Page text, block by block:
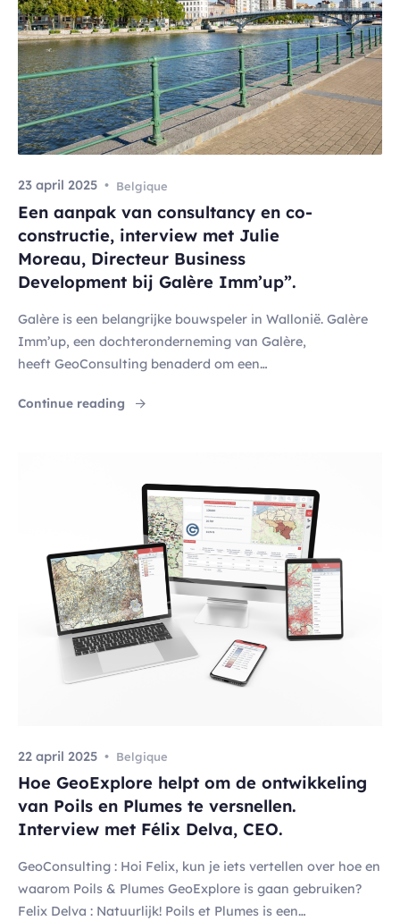
Een aanpak van consultancy en co-
constructie, interview met Julie
Moreau, Directeur Business
Development bij Galère Imm’up”.
Galère is een belangrijke bouwspeler in Wallonië. Galère
Imm’up, een dochteronderneming van Galère,
heeft GeoConsulting benaderd om een
in Luik. Julie Moreau blikt terug op de redenen voor deze
Continue reading "Een aanpak van consultancy en co-
23 april 2025 Belgique
Hoe GeoExplore helpt om de ontwikkeling
van Poils en Plumes te versnellen.
Interview met Félix Delva, CEO.
GeoConsulting : Hoi Felix, kun je iets vertellen over hoe en
waarom Poils & Plumes GeoExplore is gaan gebruiken?
Felix Delva : Natuurlijk! Poils et Plumes is een
22 april 2025 Belgique